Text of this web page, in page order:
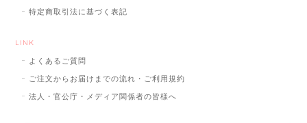
特定商取引法に基づく表記
LINK
よくあるご質問
ご注文からお届けまでの流れ・ご利用規約
法人・官公庁・メディア関係者の皆様へ